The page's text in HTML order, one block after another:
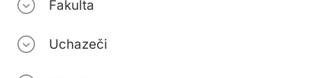
Fakulta
Uchazeči